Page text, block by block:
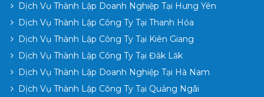
Dịch Vụ Thành Lập Doanh Nghiệp Tại Hưng Yên
Dịch Vụ Thành Lập Công Ty Tại Thanh Hóa
Dịch Vụ Thành Lập Công Ty Tại Kiên Giang
Dịch Vụ Thành Lập Công Ty Tại Đăk Lăk
Dịch Vụ Thành Lập Doanh Nghiệp Tại Hà Nam
Dịch Vụ Thành Lập Công Ty Tại Quảng Ngãi